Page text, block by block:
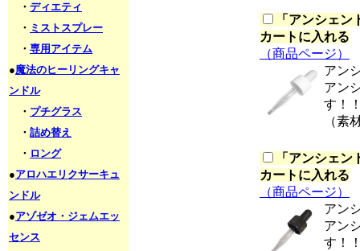
・ ディエティ
・ ミストスプレー
・ 専用アイテム
●魔法のヒーリングキャ
ンドル
・ プチグラス
・ 詰め替え
・ ロング
●アロハエリクサーキュ
ンドル
●アゾゼオ・ジェムエッ
センス
「 アンシェン
カートに入れる
（商品ページ）
アン
アン
す！
（素
「 アンシェン
カートに入れる
（商品ページ）
アン
アン
す！